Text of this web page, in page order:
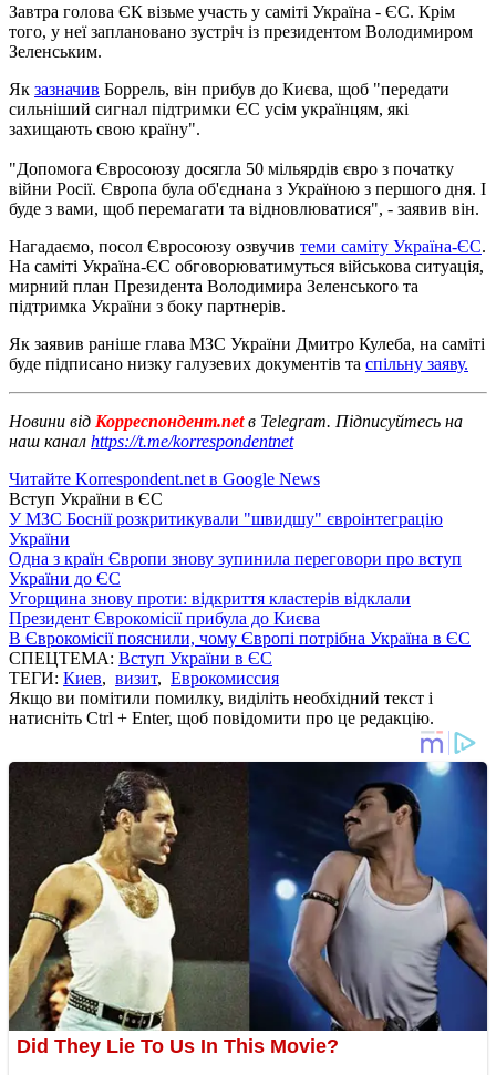
Завтра голова ЄК візьме участь у саміті Україна - ЄС. Крім
того, у неї заплановано зустріч із президентом Володимиром
Зеленським.
Як зазначив Боррель, він прибув до Києва, щоб "передати
сильніший сигнал підтримки ЄС усім українцям, які
захищають свою країну".
"Допомога Євросоюзу досягла 50 мільярдів євро з початку
війни Росії. Європа була об'єднана з Україною з першого дня. І
буде з вами, щоб перемагати та відновлюватися", - заявив він.
Нагадаємо, посол Євросоюзу озвучив теми саміту Україна-ЄС.
На саміті Україна-ЄС обговорюватимуться військова ситуація,
мирний план Президента Володимира Зеленського та
підтримка України з боку партнерів.
Як заявив раніше глава МЗС України Дмитро Кулеба, на саміті
буде підписано низку галузевих документів та спільну заяву.
Новини від Корреспондент.netв Telegram. Підписуйтесь на
наш канал https://t.me/korrespondentnet
Читайте Korrespondent.net в Google News
Вступ України в ЄС
У МЗС Боснії розкритикували "швидшу" євроінтеграцію
України
Одна з країн Європи знову зупинила переговори про вступ
України до ЄС
Угорщина знову проти: відкриття кластерів відклали
Президент Єврокомісії прибула до Києва
В Єврокомісії пояснили, чому Європі потрібна Україна в ЄС
СПЕЦТЕМА: Вступ України в ЄС
ТЕГИ: Киев, визит, Еврокомиссия
Якщо ви помітили помилку, виділіть необхідний текст і
натисніть Ctrl + Enter, щоб повідомити про це редакцію.